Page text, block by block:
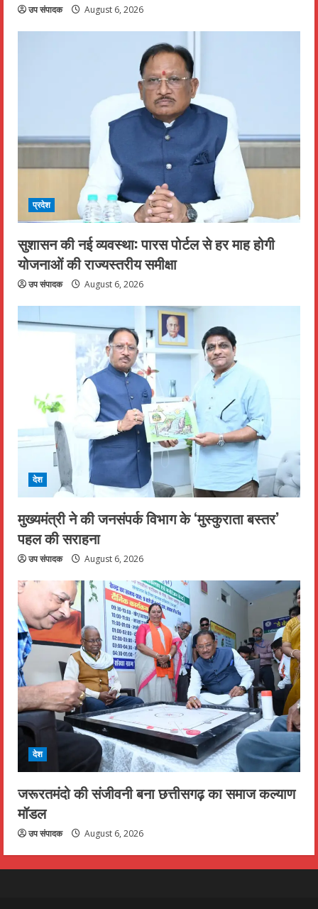
उप संपादक August 6, 2026
प्रदेश
सुशासन की नई व्यवस्था: पारस पोर्टल से हर माह होगी
योजनाओं की राज्यस्तरीय समीक्षा
उप संपादक August 6, 2026
देश
मुख्यमंत्री ने की जनसंपर्क विभाग के ‘मुस्कुराता बस्तर’
पहल की सराहना
उप संपादक August 6, 2026
देश
जरूरतमंदो की संजीवनी बना छत्तीसगढ़ का समाज कल्याण
मॉडल
उप संपादक August 6, 2026